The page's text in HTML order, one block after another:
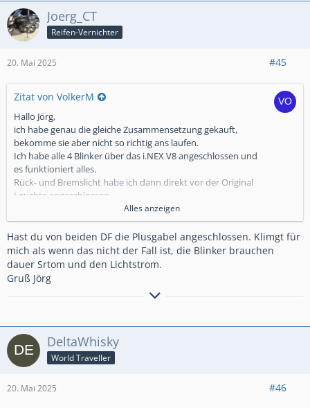
Joerg_CT
Reifen-Vernichter
20. Mai 2025 #45
Zitat von VolkerM
Hallo Jörg,
ich habe genau die gleiche Zusammensetzung gekauft,
bekomme sie aber nicht so richtig ans laufen.
Ich habe alle 4 Blinker über das i.NEX V8 angeschlossen und
es funktioniert alles.
Rück- und Bremslicht habe ich dann direkt vor der Original
Leuchte angeschlossen.
Bei mit funktioniert aber nur eine Rückleuchte dauerhaft. Die
zweite leuchtet nur, wenn ich die Blinkeranlage einschalte.
Schalte ich sie wieder aus, dann erlischt das Rücklicht nach 2
Sekunden wieder...
Hattest du ähnliche Probleme oder hat jemand anderes
solche Probleme beim Einbau gehabt? Die Techniker von
Kellermann konnten mir leider auch noch keine Lösung
bieten.
auszuschließen. Das Problem bleibt aber bestehen.
Hat irgendjemand einen Idee?
Grüße Volker
Alles anzeigen
Hast du von beiden DF die Plusgabel angeschlossen. Klimgt für
mich als wenn das nicht der Fall ist, die Blinker brauchen
dauer Srtom und den Lichtstrom.
Gruß Jörg
Fahre immer schneller, als der Sensenmann fliegen kann.
DeltaWhisky
World Traveller
20. Mai 2025 #46